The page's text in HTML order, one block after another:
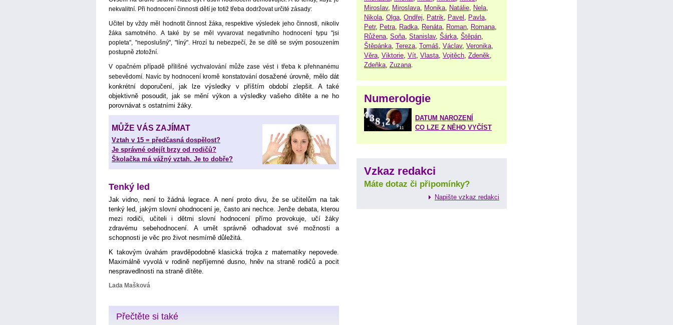
nekvalitní. Při hodnocení činnosti dětí je totiž třeba dodržovat určité zásady:
Učitel by vždy měl hodnotit činnost žáka, respektive výsledek jeho činnosti, nikoliv
žáka samotného. A také by se měl vyvarovat negativního hodnocení typu "jsi
popleta", "neposlušný", "líný". Hrozí tu nebezpečí, že se dítě se svým posouzením
postupně ztotožní.
V opačném případě přílišné vychvalování může zase vést i třeba k přehnanému
sebevědomí. Navíc by hodnocení kromě konstatování dosažené úrovně, mělo dát
konkrétní doporučení, jak lze výsledky v příštím období zlepšit. A také
objektivně posoudit, jak se mění výkon a výsledky vašeho dítěte a ne ho
porovnávat s ostatními žáky.
MŮŽE VÁS ZAJÍMAT
Vztah v 15 = předčasná dospělost?
Je správné odejít brzy od rodičů?
Školačka má vážný vztah. Je to dobře?
Tenký led
Jak vidno, není to žádná legrace. A není proto divu, že se učitelům na tak
tenký led, jakým slovní ohodnocení je, často ani nechce. Jenže debata, kterou
mezi rodiči, učiteli i dětmi slovní hodnocení přímo provokuje, učí žáky
zdravému sebehodnocení. A umět správně odhadovat své možnosti a
schopnosti je věc pro život nesmírně důležitá.
K takovým úvahám pravděpodobně klasická trojka z matematiky nepovede.
Maximálně vyvolá v rodině nepříjemné dusno, hněv na straně rodičů a pocit
nespravedlnosti na straně dítěte.
Lada Mašková
Přečtěte si také
Miroslav, Miroslava Monika Natálie Nela
Nikola Olga Ondřej Patrik Pavel Pavla
Petr, Petra Radka Renáta Roman Romana
Růžena Soňa Stanislav, Šárka Štěpán
Štěpánka Tereza Tomáš Václav, Veronika
Věra Viktorie Vít Vlasta Vojtěch Zdeněk
Zdeňka Zuzana
Numerologie
DATUM NAROZENÍ
CO LZE Z NĚHO VYČÍST
Vzkaz redakci
Máte dotaz či připomínky?
Napište vzkaz redakci